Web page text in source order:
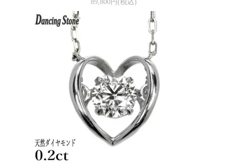
89,800円(税込)